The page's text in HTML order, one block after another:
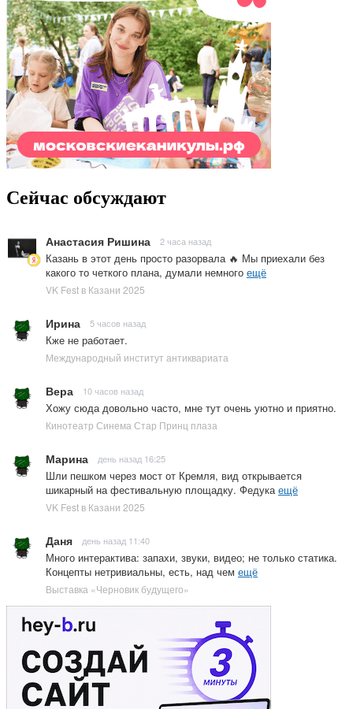
Сейчас обсуждают
Анастасия Ришина 2 часа назад
Казань в этот день просто разорвала 🔥 Мы приехали без
какого то четкого плана, думали немного ещё
VK Fest в Казани 2025
Ирина 5 часов назад
Кже не работает.
Международный институт антиквариата
Вера 10 часов назад
Хожу сюда довольно часто, мне тут очень уютно и приятно.
Кинотеатр Синема Стар Принц плаза
Марина день назад 16:25
Шли пешком через мост от Кремля, вид открывается
шикарный на фестивальную площадку. Федука ещё
VK Fest в Казани 2025
Даня день назад 11:40
Много интерактива: запахи, звуки, видео; не только статика.
Концепты нетривиальны, есть, над чем ещё
Выставка «Черновик будущего»